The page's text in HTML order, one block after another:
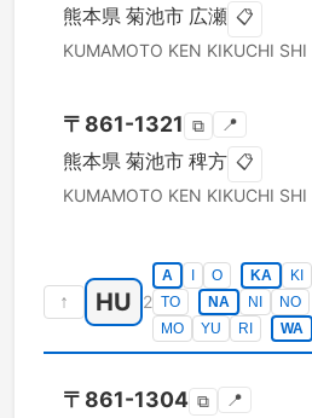
熊本県 菊池市 広瀬 📋
KUMAMOTO KEN KIKUCHI SHI
〒 861-1321 ⧉ 📍
熊本県 菊池市 稗方 📋
KUMAMOTO KEN KIKUCHI SHI
↑ HU 2
A O KA KI
TO
NA NI NO
MO
YU RI WA
〒 861-1304 ⧉ 📍